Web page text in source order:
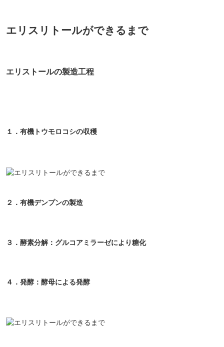
エリスリトールができるまで
エリストールの製造工程
１．有機トウモロコシの収穫
２．有機デンプンの製造
３．酵素分解：グルコアミラーゼにより糖化
４．発酵：酵母による発酵